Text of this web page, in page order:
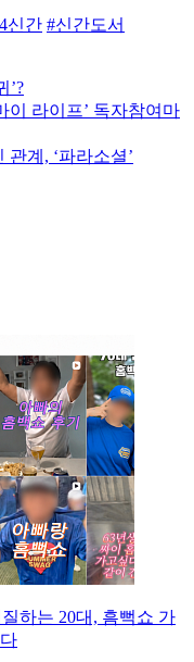
신간 #신간도서
’?
이 라이프’ 독자참여마
계, ‘파라소셜’
하는 20대, 흠뻑쇼 가